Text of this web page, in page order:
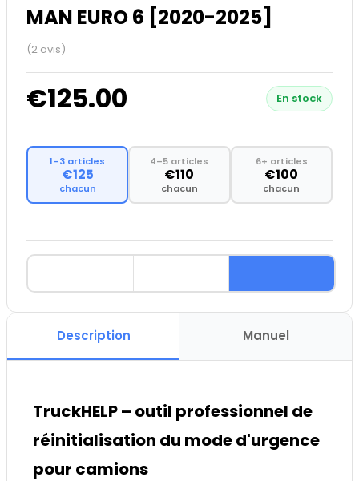
MAN EURO 6 [2020-2025]
(2 avis)
€125.00 En stock
1–3 articles
€125
chacun
4–5 articles
€110
chacun
6+ articles
€100
chacun
Description Manuel
TruckHELP – outil professionnel de
réinitialisation du mode d'urgence
pour camions